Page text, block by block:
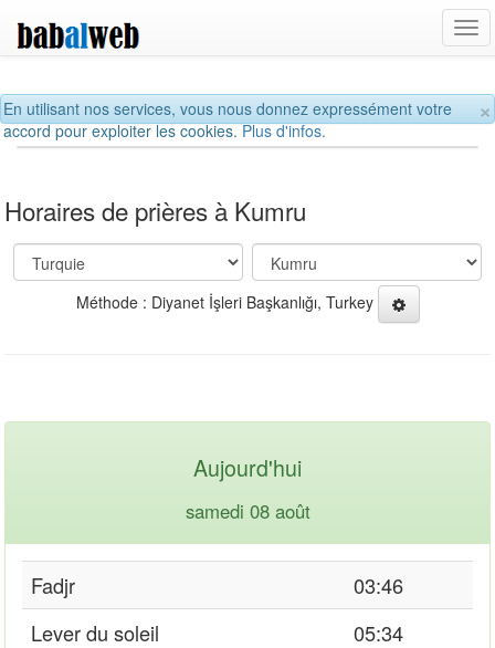
×
En utilisant nos services, vous nous donnez expressément votre
accord pour exploiter les cookies.Plus d'infos.
Horaires de prières à Kumru
Méthode : Diyanet İşleri Başkanlığı, Turkey
Aujourd'hui
samedi 08 août
Fadjr
03:46
Lever du soleil
05:34